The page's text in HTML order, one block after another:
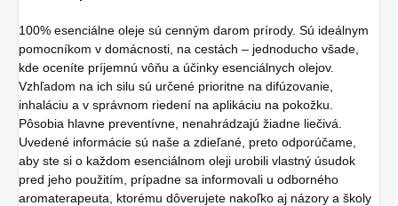
100% esenciálne oleje sú cenným darom prírody. Sú ideálnym
pomocníkom v domácnosti, na cestách – jednoducho všade,
kde oceníte príjemnú vôňu a účinky esenciálnych olejov.
Vzhľadom na ich silu sú určené prioritne na difúzovanie,
inhaláciu a v správnom riedení na aplikáciu na pokožku.
Pôsobia hlavne preventívne, nenahrádzajú žiadne liečivá.
Uvedené informácie sú naše a zdieľané, preto odporúčame,
aby ste si o každom esenciálnom oleji urobili vlastný úsudok
pred jeho použitím, prípadne sa informovali u odborného
aromaterapeuta, ktorému dôverujete nakoľko aj názory a školy